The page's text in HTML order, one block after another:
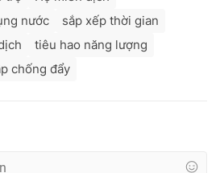
nước
sắp xếp thời gian
tiêu hao năng lượng
chống đẩy